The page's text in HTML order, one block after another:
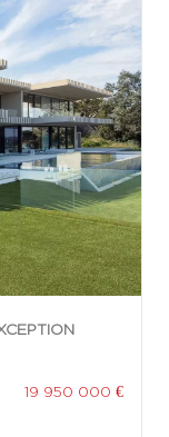
19 950 000 €